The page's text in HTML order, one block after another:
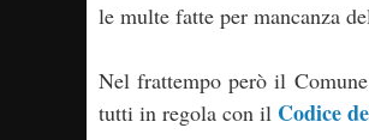
le multe fatte per mancanza
Nel frattempo però il
tutti in regola con il Codice